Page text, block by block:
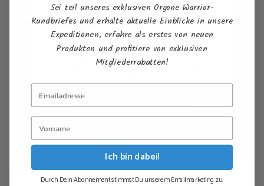
Orgonit Kraftstab
DeLuxe
"Limitless"-Orgon-
Anhänger
Shop All Products →
Sei teil unseres exklusiven Orgone Warrior-
Rundbriefes und erhalte aktuelle Einblicke in unsere
Expeditionen, erfahre als erstes von neuen
Produkten und profitiere von exklusiven
Mitgliederrabatten!
Ich bin dabei!
Durch Dein Abonnement stimmst Du unserem Emailmarketing zu.